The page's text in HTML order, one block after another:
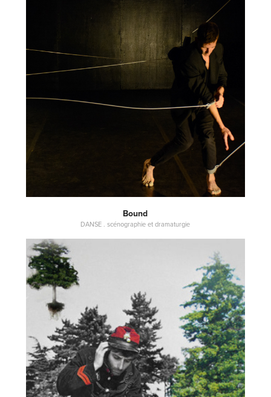
Bound
DANSE . scénographie et dramaturgie